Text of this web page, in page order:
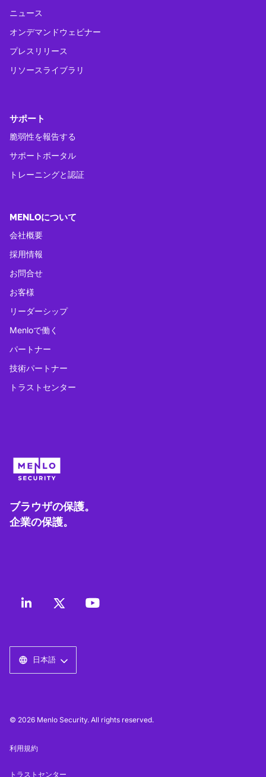
ニュース
オンデマンドウェビナー
プレスリリース
リソースライブラリ
サポート
脆弱性を報告する
サポートポータル
トレーニングと認証
MENLOについて
会社概要
採用情報
お問合せ
お客様
リーダーシップ
Menloで働く
パートナー
技術パートナー
トラストセンター
ブラウザの保護。
企業の保護。
日本語
© 2026 Menlo Security. All rights reserved.
利用規約
トラストセンター